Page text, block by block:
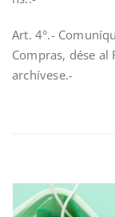
Art. 4°.-
Compras, dése
archívese.-